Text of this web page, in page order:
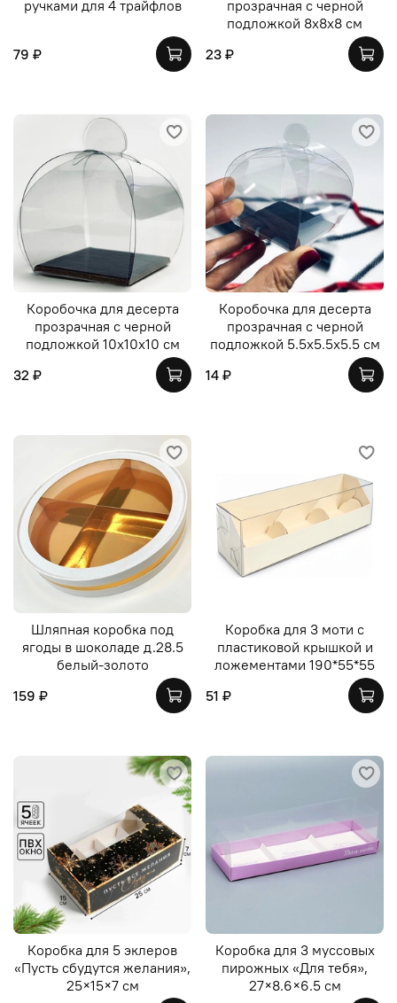
ручками для 4 трайфлов
79 ₽
прозрачная с черной
подложкой 8х8х8 см
23 ₽
Коробочка для десерта
прозрачная с черной
подложкой 10х10х10 см
32 ₽
Коробочка для десерта
прозрачная с черной
подложкой 5.5х5.5х5.5 см
14 ₽
Шляпная коробка под
ягоды в шоколаде д.28.5
белый-золото
159 ₽
Коробка для 3 моти с
пластиковой крышкой и
ложементами 190*55*55
51 ₽
Коробка для 5 эклеров
«Пусть сбудутся желания»,
25×15×7 см
Коробка для 3 муссовых
пирожных «Для тебя»,
27×8.6×6.5 см